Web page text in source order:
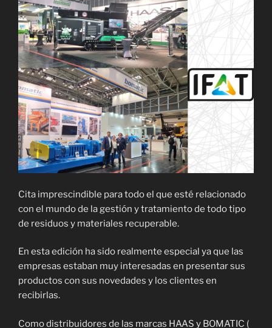
Cita imprescindible para todo el que esté relacionado
con el mundo de la gestión y tratamiento de todo tipo
de residuos y materiales recuperable.
En esta edición ha sido realmente especial ya que las
empresas estaban muy interesadas en presentar sus
productos con sus novedades y los clientes en
recibirlas.
Como distribuidores de las marcas HAAS y BOMATIC (